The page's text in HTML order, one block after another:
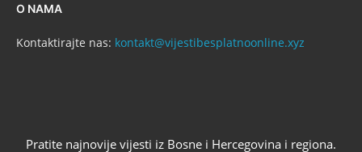
O NAMA
Kontaktirajte nas: kontakt@vijestibesplatnoonline.xyz
Pratite najnovije vijesti iz Bosne i Hercegovina i regiona.